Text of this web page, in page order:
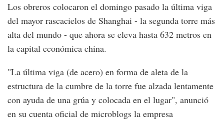
Los obreros colocaron el domingo pasado la última viga
del mayor rascacielos de Shanghai - la segunda torre más
alta del mundo - que ahora se eleva hasta 632 metros en
la capital económica china.
"La última viga (de acero) en forma de aleta de la
estructura de la cumbre de la torre fue alzada lentamente
con ayuda de una grúa y colocada en el lugar", anunció
en su cuenta oficial de microblogs la empresa